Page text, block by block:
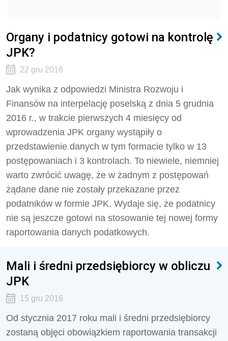
Organy i podatnicy gotowi na kontrolę
JPK?
22 gru 2016
Jak wynika z odpowiedzi Ministra Rozwoju i
Finansów na interpelację poselską z dnia 5 grudnia
2016 r., w trakcie pierwszych 4 miesięcy od
wprowadzenia JPK organy wystąpiły o
przedstawienie danych w tym formacie tylko w 13
postępowaniach i 3 kontrolach. To niewiele, niemniej
warto zwrócić uwagę, że w żadnym z postępowań
żądane dane nie zostały przekazane przez
podatników w formie JPK. Wydaje się, że podatnicy
nie są jeszcze gotowi na stosowanie tej nowej formy
raportowania danych podatkowych.
Mali i średni przedsiębiorcy w obliczu
JPK
15 gru 2016
Od stycznia 2017 roku mali i średni przedsiębiorcy
zostaną objęci obowiązkiem raportowania transakcji